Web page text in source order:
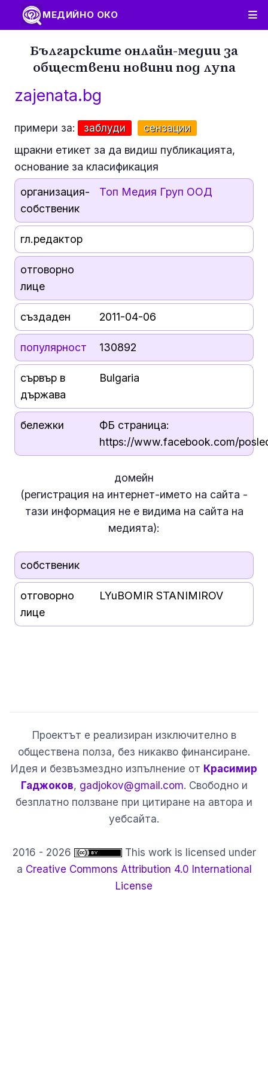
МЕДИЙНО ОКО
Българските онлайн-медии за
обществени новини под лупа
zajenata.bg
примери за: заблуди сензации
щракни етикет за да видиш публикацията,
основание за класификация
организация-
собственик
Топ Медия Груп ООД
гл.редактор
отговорно
лице
създаден 2011-04-06
популярност 130892
сървър в
държава
Bulgaria
бележки
ФБ страница:
https://www.facebook.com/
домейн
(регистрация на интернет-името на сайта -
тази информация не евидима на сайта на
медията):
собственик
отговорно
лице
LYuBOMIR STANIMIROV
Проектът е реализиран изключително в
обществена полза, без никакво финансиране.
Идея и безвъзмездно изпълнение от Красимир
Гаджоков, gadjokov@gmail.com. Свободно и
безплатно ползване при цитиране на автора и
уебсайта.
2016 - 2026
This work is licensed under
a Creative Commons Attribution 4.0 International
License